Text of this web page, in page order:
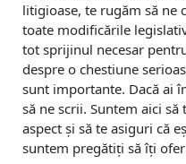
litigioase, te rugăm să ne
toate modificările
tot sprijinul necesar
despre o chestiune
sunt importante. Dacă ai
să ne scrii. Suntem aici
aspect și să te asiguri că
suntem pregătiți să îți